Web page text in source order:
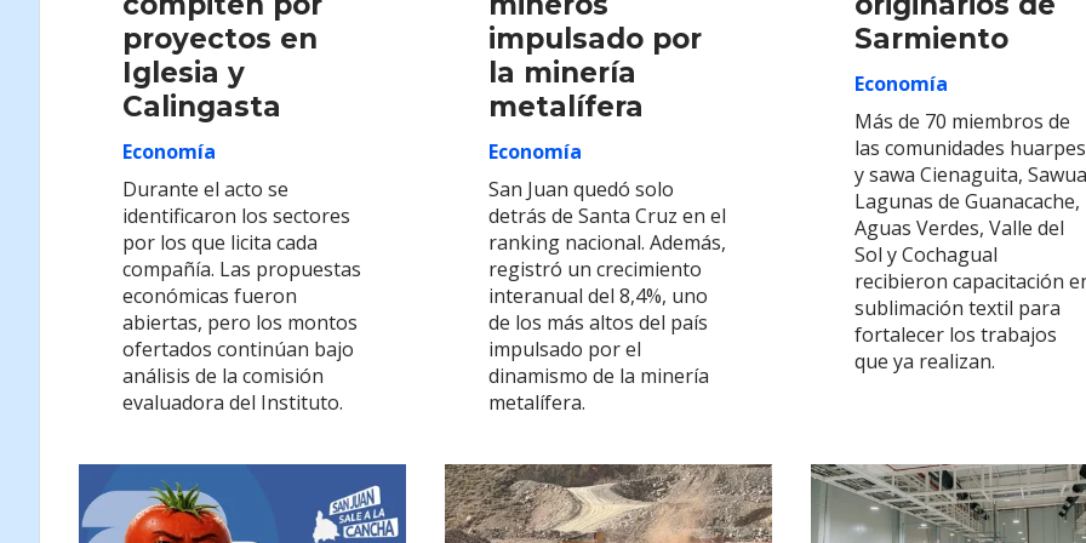
proyectos en
Iglesia y
Calingasta
Economía
Durante el acto se
identificaron los sectores
por los que licita cada
compañía. Las propuestas
económicas fueron
abiertas, pero los montos
ofertados continúan bajo
análisis de la comisión
evaluadora del Instituto.
impulsado por
la minería
metalífera
Economía
San Juan quedó solo
detrás de Santa Cruz en el
ranking nacional. Además,
registró un crecimiento
interanual del 8,4%, uno
de los más altos del país
impulsado por el
dinamismo de la minería
metalífera.
Sarmiento
Economía
Más de 70 miembros de
las comunidades huarpes
y sawa Cienaguita,
Lagunas de Guanacache,
Aguas Verdes, Valle del
Sol y Cochagual
recibieron capacitación
sublimación textil para
fortalecer los trabajos
que ya realizan.